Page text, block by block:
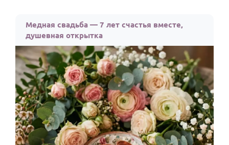
Медная свадьба — 7 лет счастья вместе,
душевная открытка